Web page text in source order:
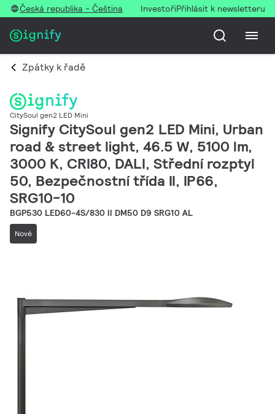
Česká republika - Čeština InvestořiPřihlásit k newsletteru
Zpátky k řadě
CitySoul gen2 LED Mini
Signify CitySoul gen2 LED Mini, Urban
road & street light, 46.5 W, 5100 lm,
3000 K, CRI80, DALI, Střední rozptyl
50, Bezpečnostní třída II, IP66,
SRG10-10
BGP530 LED60-4S/830 II DM50 D9 SRG10 AL
Nové